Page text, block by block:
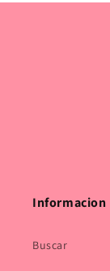
Informacion
Buscar